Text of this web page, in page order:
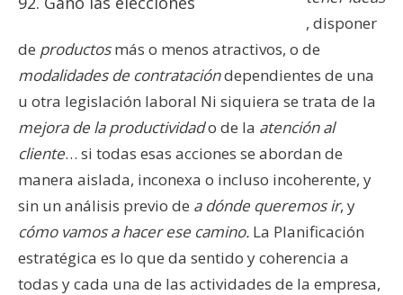
, disponer
de productosmás o menos atractivos, o de
modalidades de contratacióndependientes de una
u otra legislación laboral Ni siquiera se trata de la
mejora de la productividado de la atención al
cliente… si todas esas acciones se abordan de
manera aislada, inconexa o incluso incoherente, y
sin un análisis previo de a dónde queremos ir, y
cómo vamos a hacer ese camino. La Planificación
estratégica es lo que da sentido y coherencia a
todas y cada una de las actividades de la empresa,